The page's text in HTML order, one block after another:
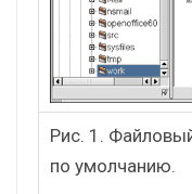
Рис. 1.
по умолчанию.